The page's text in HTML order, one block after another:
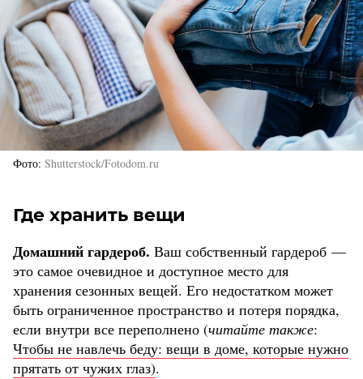
Фото Shutterstock/Fotodom.ru
Где хранить вещи
Домашний гардероб. Ваш собственный гардероб —
это самое очевидное и доступное место для
хранения сезонных вещей. Его недостатком может
быть ограниченное пространство и потеря порядка,
если внутри все переполнено (читайте также:
Чтобы не навлечь беду: вещи в доме, которые нужно
прятать от чужих глаз).